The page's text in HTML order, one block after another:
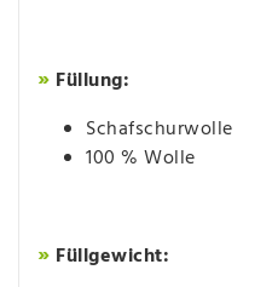
» Füllung:
Schafschurwolle
100 % Wolle
» Füllgewicht: